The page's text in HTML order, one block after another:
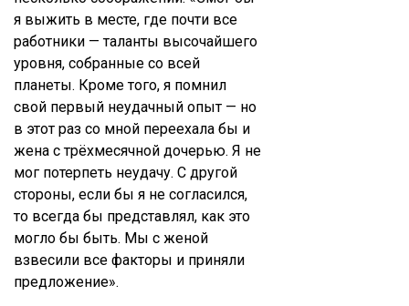
я выжить в месте, где почти все
работники — таланты высочайшего
уровня, собранные со всей
планеты. Кроме того, я помнил
свой первый неудачный опыт — но
в этот раз со мной переехала бы и
жена с трёхмесячной дочерью. Я не
мог потерпеть неудачу. С другой
стороны, если бы я не согласился,
то всегда бы представлял, как это
могло бы быть. Мы с женой
взвесили все факторы и приняли
предложение».